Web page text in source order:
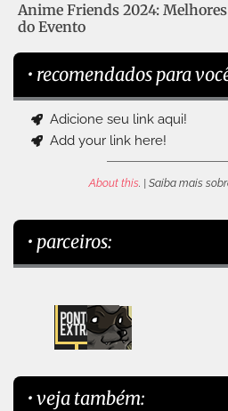
Anime Friends 2024:
do Evento
• recomendados para
Adicione seu link aqui!
Add your link here!
About this. | Saiba mais
• parceiros:
• veja também: